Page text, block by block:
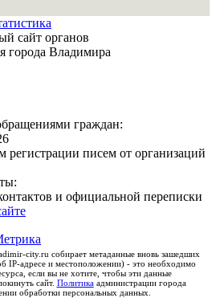
сайт органов
города Владимира
граждан:
писем от организаций
и официальной переписки
city.ru собирает метаданные вновь зашедших
IP-адресе и местоположении) - это необходимо
если вы не хотите, чтобы эти данные
сайт. Политикаадминистрации города
обработки персональных данных.